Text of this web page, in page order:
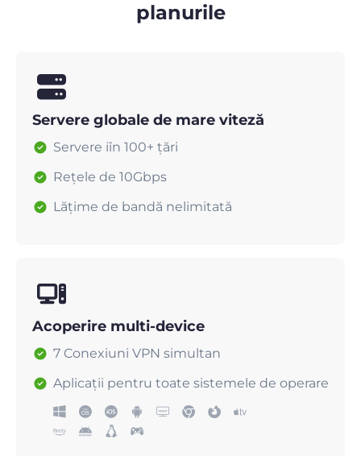
planurile
Servere globale de mare viteză
Servere iîn 100+ țări
Rețele de 10Gbps
Lățime de bandă nelimitată
Acoperire multi-device
7 Conexiuni VPN simultan
Aplicații pentru toate sistemele de operare